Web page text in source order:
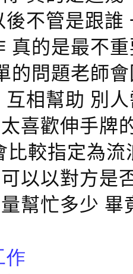
不管是跟
真的是最不
的問題老師
相幫助 別
喜歡伸手牌
比較指定為
以以對方是
幫忙多少
作